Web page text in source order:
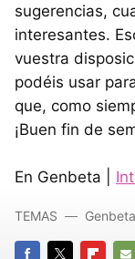
sugerencias,
interesantes.
vuestra
podéis usar
que, como
¡Buen fin de
En Genbeta |
TEMAS Genbeta